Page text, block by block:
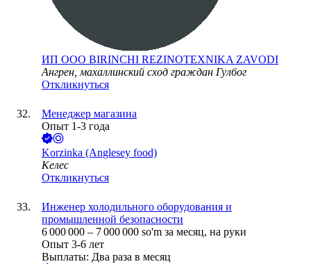
ИП ООО BIRINCHI REZINOTEXNIKA ZAVODI
Ангрен, махаллинский сход граждан Гулбог
Откликнуться
Менеджер магазина
Опыт 1-3 года
Korzinka (Anglesey food)
Келес
Откликнуться
Инженер холодильного оборудования и
промышленной безопасности
6 000 000 – 7 000 000 so'm за месяц, на руки
Опыт 3-6 лет
Выплаты: Два раза в месяц